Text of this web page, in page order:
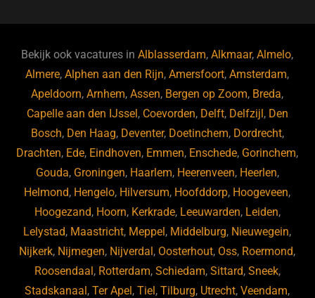
b
o
o
k
ky dI
n
Bekijk ook vacatures inAlblasserdam,Alkmaar,Almelo,
Almere,Alphen aan den Rijn,Amersfoort,Amsterdam,
Apeldoorn,Arnhem,Assen, Bergen op Zoom, Breda,
Capelle aan den IJssel , Coevorden, Delft, Delfzijl , Den
Bosch, Den Haag, Deventer, Doetinchem, Dordrecht,
Drachten, Ede, Eindhoven, Emmen, Enschede, Gorinchem,
Gouda, Groningen, Haarlem, Heerenveen, Heerlen,
Helmond, Hengelo, Hilversum, Hoofddorp, Hoogeveen,
Hoogezand, Hoorn, Kerkrade, Leeuwarden, Leiden,
Lelystad, Maastricht, Meppel , Middelburg, Nieuwegein,
Nijkerk, Nijmegen, Nijverdal , Oosterhout, Oss, Roermond,
Roosendaal , Rotterdam, Schiedam, Sittard, Sneek,
Stadskanaal ,Ter Apel ,Tiel ,Tilburg, Utrecht,Veendam,